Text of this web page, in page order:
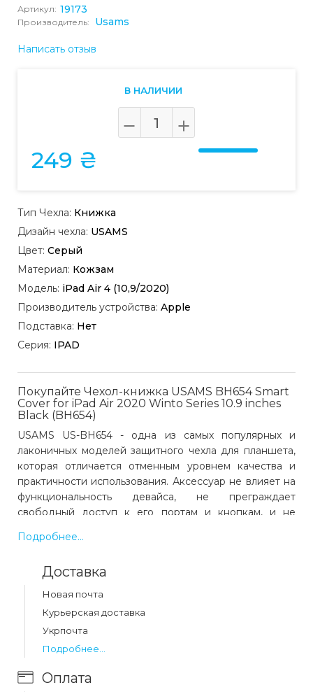
Артикул: 19173
Производитель: Usams
Написать отзыв
В НАЛИЧИИ
249 ₴
Тип Чехла: Книжка
Дизайн чехла: USAMS
Цвет: Серый
Материал: Кожзам
Модель: iPad Air 4 (10,9/2020)
Производитель устройства: Apple
Подставка: Нет
Серия: IPAD
Покупайте Чехол-книжка USAMS BH654 Smart
Cover for iPad Air 2020 Winto Series 10.9 inches
Black (BH654)
USAMS US-BH654 - одна из самых популярных и
лаконичных моделей защитного чехла для планшета,
которая отличается отменным уровнем качества и
практичности использования. Аксессуар не влияет на
функциональность девайса, не преграждает
свободный доступ к его портам и кнопкам, и не
уводит устройство в сон при закрытии крышки,
поэтому ваше устройство будет работать намного
складывается в двух положениях с предоставлением
удобных углов обзора для набора текста или
просмотра видео.
Оснащен отделением для стилуса.
Подробнее...
Доставка
Новая почта
Курьерская доставка
Укрпочта
Подробнее...
Оплата